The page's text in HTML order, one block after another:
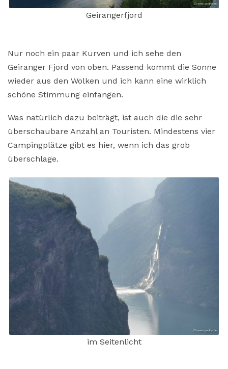
Geirangerfjord
Nur noch ein paar Kurven und ich sehe den
Geiranger Fjord von oben. Passend kommt die Sonne
wieder aus den Wolken und ich kann eine wirklich
schöne Stimmung einfangen.
Was natürlich dazu beiträgt, ist auch die die sehr
überschaubare Anzahl an Touristen. Mindestens vier
Campingplätze gibt es hier, wenn ich das grob
überschlage.
im Seitenlicht